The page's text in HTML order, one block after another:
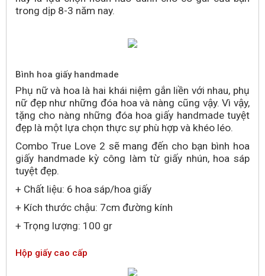
trong dịp 8-3 năm nay.
Bình hoa giấy handmade
Phụ nữ và hoa là hai khái niệm gắn liền với nhau, phụ
nữ đẹp như những đóa hoa và nàng cũng vậy. Vì vậy,
tặng cho nàng những đóa hoa giấy handmade tuyệt
đẹp là một lựa chọn thực sự phù hợp và khéo léo.
Combo True Love 2 sẽ mang đến cho bạn bình hoa
giấy handmade kỳ công làm từ giấy nhún, hoa sáp
tuyệt đẹp.
+ Chất liệu: 6 hoa sáp/hoa giấy
+ Kích thước chậu: 7cm đường kính
+ Trọng lượng: 100 gr
Hộp giấy cao cấp